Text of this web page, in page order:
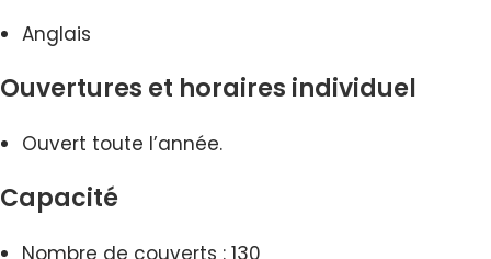
Anglais
Ouvertures et horaires individuel
Ouvert toute l’année.
Capacité
Nombre de couverts : 130